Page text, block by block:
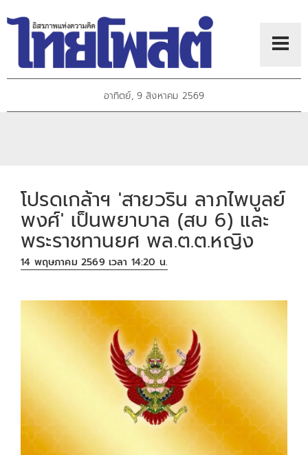
อาทิตย์, 9 สิงหาคม 2569
โปรดเกล้าฯ 'สายวริน ลาภไพบูลย์
พงศ์' เป็นพยาบาล (สบ 6) และ
พระราชทานยศ พล.ต.ต.หญิง
14 พฤษภาคม 2569 เวลา 14:20 น.